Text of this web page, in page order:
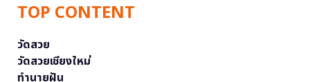
TOP CONTENT
วัดสวย
วัดสวยเชียงใหม่
ทำนายฝัน